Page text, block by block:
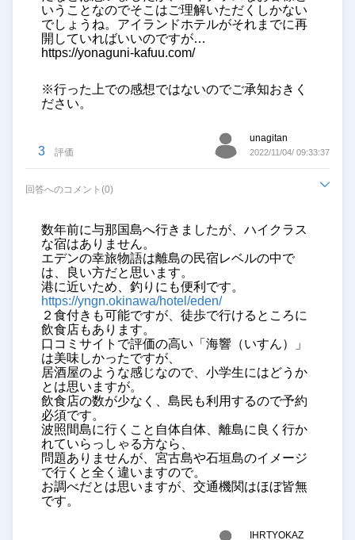
いうことなのでそこはご理解いただくしかない
でしょうね。アイランドホテルがそれまでに再
開していればいいのですが…
https://yonaguni-kafuu.com/
※行った上での感想ではないのでご承知おきく
ださい。
3 評価
unagitan
2022/11/04/ 09:33:37
回答へのコメント(0)
数年前に与那国島へ行きましたが、ハイクラス
な宿はありません。
エデンの幸旅物語は離島の民宿レベルの中で
は、良い方だと思います。
港に近いため、釣りにも便利です。
https://yngn.okinawa/hotel/eden/
２食付きも可能ですが、徒歩で行けるところに
飲食店もあります。
口コミサイトで評価の高い「海響（いすん）」
は美味しかったですが、
居酒屋のような感じなので、小学生にはどうか
とは思いますが。
飲食店の数が少なく、島民も利用するので予約
必須です。
波照間島に行くこと自体自体、離島に良く行か
れていらっしゃる方なら、
問題ありませんが、宮古島や石垣島のイメージ
で行くと全く違いますので。
お調べだとは思いますが、交通機関はほぼ皆無
です。
IHRTYOKAZ